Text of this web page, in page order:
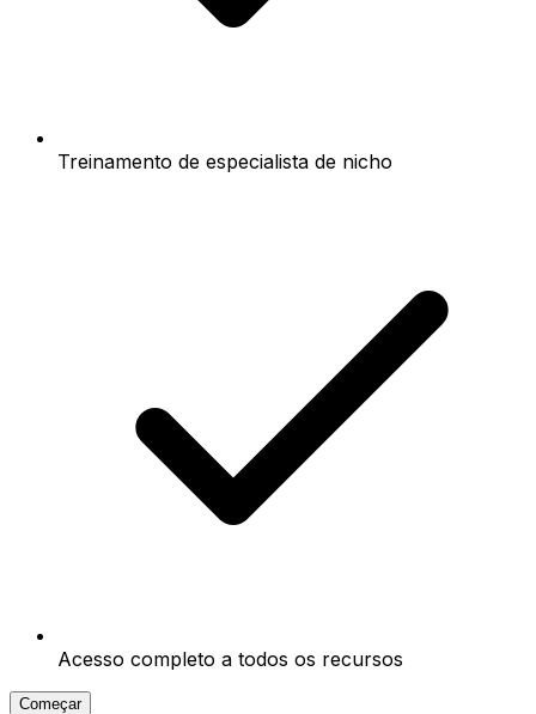
Treinamento de especialista de nicho
Acesso completo a todos os recursos
Começar